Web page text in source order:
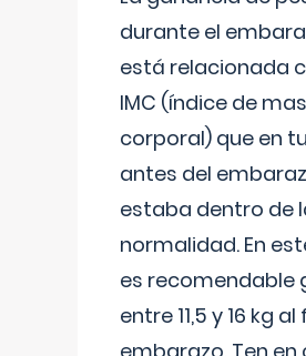
durante el
está relacionada
IMC (índice de
corporal) que en
antes del
estaba dentro de
normalidad. En
es recomendable
entre 11,5 y 16 kg